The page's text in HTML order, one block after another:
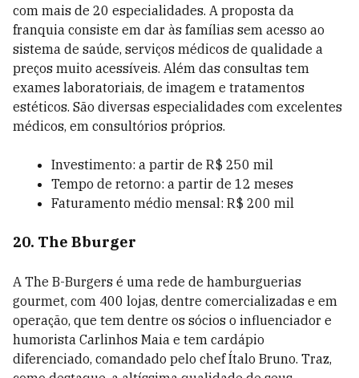
com mais de 20 especialidades. A proposta da
franquia consiste em dar às famílias sem acesso ao
sistema de saúde, serviços médicos de qualidade a
preços muito acessíveis. Além das consultas tem
exames laboratoriais, de imagem e tratamentos
estéticos. São diversas especialidades com excelentes
médicos, em consultórios próprios.
Investimento: a partir de R$ 250 mil
Tempo de retorno: a partir de 12 meses
Faturamento médio mensal: R$ 200 mil
20. The Bburger
A The B-Burgers é uma rede de hamburguerias
gourmet, com 400 lojas, dentre comercializadas e em
operação, que tem dentre os sócios o influenciador e
humorista Carlinhos Maia e tem cardápio
diferenciado, comandado pelo chef Ítalo Bruno. Traz,